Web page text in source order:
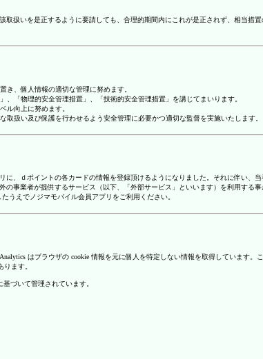
扱いを是正するように要請しても、合理的期間内にこれが是正されず、相当措
き、個人情報の適切な管理に努めます。
「物理的安全管理措置」、「技術的安全管理措置」を講じてまいります。
ル向上に努めます。
扱い及び保護を行わせるよう安全管理に必要かつ適切な監督を実施いたします。
、ｄポイントの各カードの情報を登録頂けるようになりました。それに伴い、
事業者が提供するサービス（以下、「外部サービス」といいます）を利用する
うえでノジマモバイル会員アプリをご利用ください。
はブラウザの cookie 情報を元に個人を特定しない情報を取得していま
ます。
づいて管理されています。